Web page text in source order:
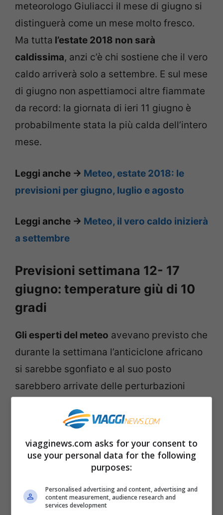
meteorologo Giuliacci il mese di giugno si
distinguerà come un mese molto fresco.
Ma tutta l’estate 2018 non sarà
caldissima, anzi c’è chi sostiene che il vero
caldo arriverà solo a settembre. E sul mese
di giugno non aspettiamoci altre fiammate
da record: la giornata di ieri 11 giugno è
probabilmente stata la più calda dell’intero
mese.
Leggi anche -> Meteo, estate 2018: le
previsioni per giugno, luglio e agosto
Leggi anche -> Meteo, il vero caldo inizierà
a settembre
Previsioni settimana 12- 17
giugno: temperature giù di 10
gradi
Gli esperti del meteo avevano previsto che
durante la settimana l’anticiclone africano
si sarebbe sgonfiato e al suo posto
sarebbero arrivate delle perturbazioni
responsabile del clima mite mediterraneo
è ancora molto lento e poco stabile, così
incursioni di bassa pressione riescono a
giungere fino da noi.
Ma insieme al maltempo che framercoledì
viagginews.com asks for your consent to
use your personal data for the following
purposes:
Personalised advertising and content, advertising and
content measurement, audience research and
services development